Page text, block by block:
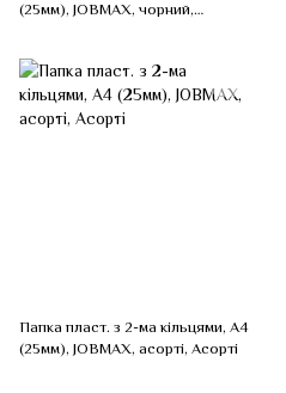
(25мм), JOBMAX, чорний,
Папка пласт. з 2-ма кільцями, А4
(25мм), JOBMAX, асорті, Асорті